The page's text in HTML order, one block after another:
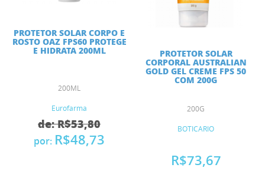
PROTETOR SOLAR CORPO E
ROSTO OAZ FPS60 PROTEGE
E HIDRATA 200ML
200ML
Eurofarma
de: R$53,80
por: R$48,73
PROTETOR SOLAR
CORPORAL AUSTRALIAN
GOLD GEL CREME FPS 50
COM 200G
200G
BOTICARIO
R$73,67